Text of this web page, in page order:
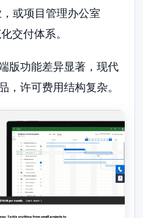
或项目管理办公室
交付体系。
版功能差异显著，现代
，许可费用结构复杂。